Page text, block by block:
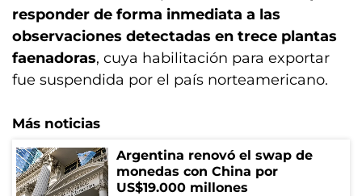
responder de forma inmediata a las
observaciones detectadas en trece plantas
faenadoras, cuya habilitación para exportar
fue suspendida por el país norteamericano.
Más noticias
Argentina renovó el swap de
monedas con China por
US$19.000 millones